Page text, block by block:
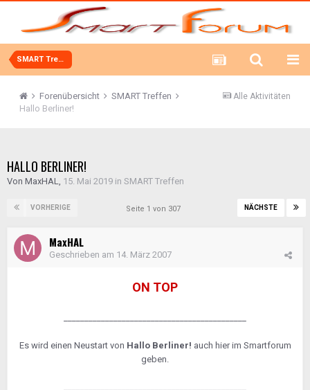
SMART Treffen
Alle Aktivitäten
Forenübersicht
SMART Treffen
Hallo Berliner!
HALLO BERLINER!
Von MaxHAL, 15. Mai 2019 in SMART Treffen
VORHERIGE NÄCHSTE
Seite 1 von 307
MaxHAL
Geschrieben am 14. März 2007
ON TOP
Es wird einen Neustart von Hallo Berliner! auch hier im Smartforum
geben.